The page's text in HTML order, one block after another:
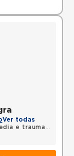
Ver todas
traumatologia